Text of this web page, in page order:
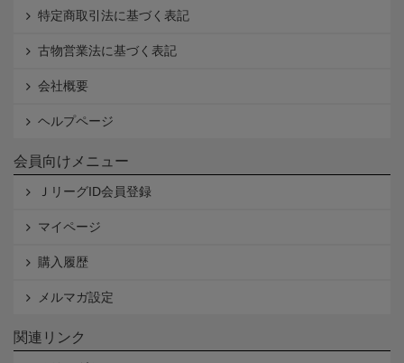
特定商取引法に基づく表記
古物営業法に基づく表記
会社概要
ヘルプページ
会員向けメニュー
ＪリーグID会員登録
マイページ
購入履歴
メルマガ設定
関連リンク